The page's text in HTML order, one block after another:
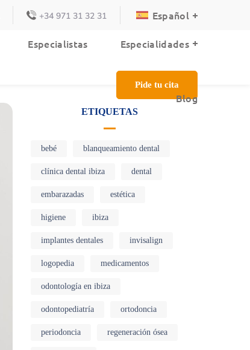
+34 971 31 32 31 Español
Especialistas Especialidades
Blog
Pide tu cita
Blog
ETIQUETAS
bebé blanqueamiento dental
clínica dental ibiza dental
embarazadas estética
higiene ibiza
implantes dentales invisalign
logopedia medicamentos
odontología en ibiza
odontopediatría ortodoncia
periodoncia regeneración ósea